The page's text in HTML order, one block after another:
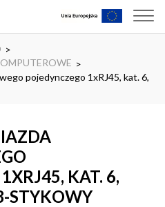
pojedynczego 1xRJ45, kat. 6,
KAT. 6,
STYKOWY